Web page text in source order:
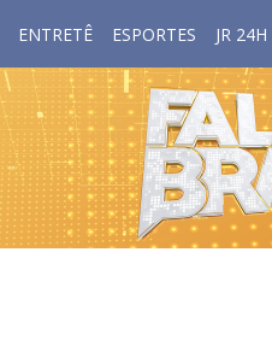
ENTRETÊ ESPORTES JR 24H